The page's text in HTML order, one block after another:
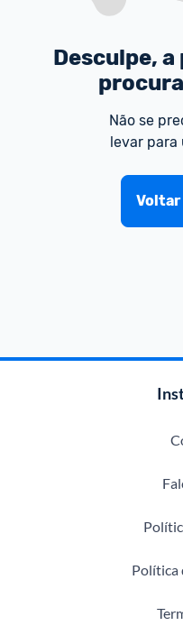
Desculpe, a
Não se
levar para
Voltar
Política